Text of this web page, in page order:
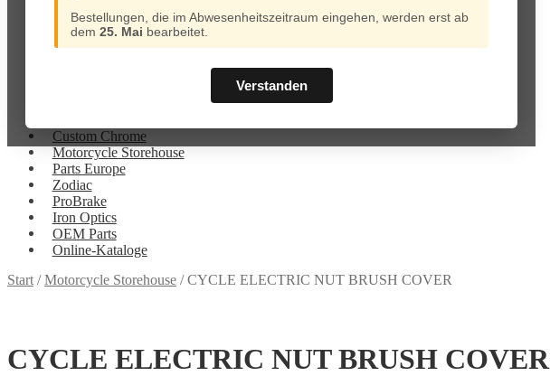
Bestellungen, die im Abwesenheitszeitraum eingehen, werden erst ab
dem 25. Mai bearbeitet.
Verstanden
Zodiac
ProBrake
Bezahlung
Custom Chrome
Motorcycle Storehouse
Parts Europe
Zodiac
ProBrake
Iron Optics
OEM Parts
Online-Kataloge
und
Start/Motorcycle Storehouse /CYCLE ELECTRIC NUT BRUSH COVER
CYCLE ELECTRIC NUT BRUSH COVER